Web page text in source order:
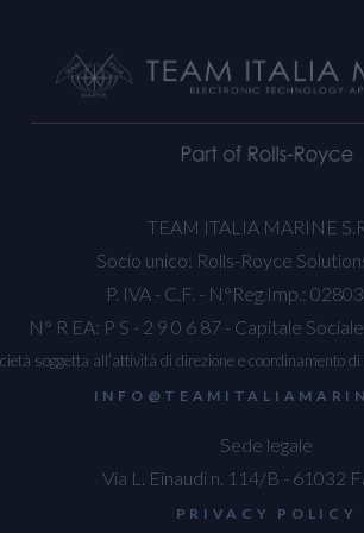
TEAM ITALIA MARINE
Socio unico: Rolls-Royce
P. IVA - C.F. - N°Reg.Imp.:
N° R EA: P S - 2 9 0 6 87 - Capitale
soggetta all’attività di direzione e coordinamento
Sede legale
Via L. Einaudi n. 114/B - 61032
PRIVACY POLICY